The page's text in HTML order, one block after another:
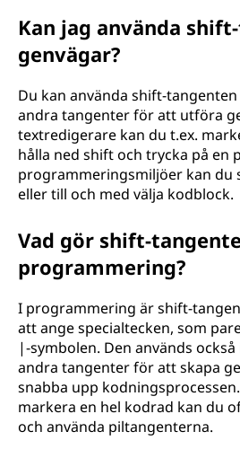
Kan jag använda
genvägar?
Du kan använda shift-
andra tangenter för att utföra
textredigerare kan du t.ex.
hålla ned shift och trycka på en
programmeringsmiljöer kan du
eller till och med välja kodblock.
Vad gör shift-
programmering?
I programmering är shift-
att ange specialtecken, som
|-symbolen. Den används
andra tangenter för att skapa
snabba upp
markera en hel kodrad kan du
och använda piltangenterna.